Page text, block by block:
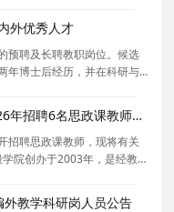
外优秀人才
预聘及长聘教职岗位。候选
年博士后经历，并在科研与
待遇具有国际竞争力，且
补贴
集美大学诚毅学院马克思主义学院2026年招聘6名思政课教师启事（二）
招聘思政课教师，现将有关
院创办于2003年，是经教育
展基金会联合举办的独立
余亩
教学科研岗人员公告